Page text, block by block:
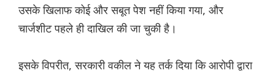
उसके खिलाफ कोई और सबूत पेश नहीं किया गया, और
चार्जशीट पहले ही दाखिल की जा चुकी है।
इसके विपरीत, सरकारी वकील ने यह तर्क दिया कि आरोपी द्वारा